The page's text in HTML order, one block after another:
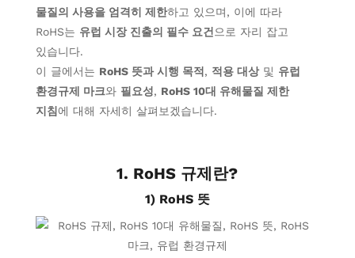
물질의 사용을 엄격히 제한하고 있으며, 이에 따라
RoHS는 유럽 시장 진출의 필수 요건 으로 자리 잡고
있습니다.
이 글에서는 RoHS 뜻과 시행 목적 , 적용 대상및 유럽
환경규제 마크와 필요성, RoHS 10대 유해물질 제한
지침 에 대해 자세히 살펴보겠습니다.
1. RoHS 규제란?
1) RoHS 뜻